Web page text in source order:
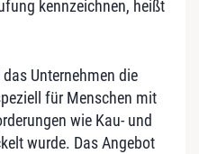
kennzeichnen, heißt
Unternehmen die
für Menschen mit
wie Kau- und
wurde. Das Angebot